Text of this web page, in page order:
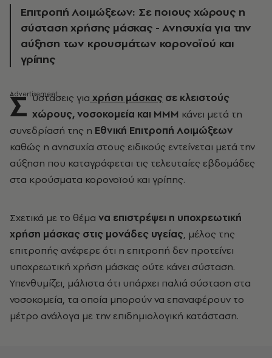
Επιτροπή Λοιμώξεων: Σε ποιους χώρους η
σύσταση χρήσης μάσκας - Ανησυχία για την
αύξηση των κρουσμάτων κορονοϊού και
γρίπης
Σ υστάσεις για χρήση μάσκας σε κλειστούς
χώρους, νοσοκομεία και ΜΜΜ κάνει μετά τη
συνεδρίασή της η Εθνική Επιτροπή Λοιμώξεων
καθώς η ανησυχία στους ειδικούς εντείνεται μετά την
αύξηση που καταγράφεται τις τελευταίες εβδομάδες
στα κρούσματα κορονοϊού και γρίπης.
Σχετικά με το θέμα να επιστρέψει η υποχρεωτική
χρήση μάσκας στις μονάδες υγείας, μέλος της
επιτροπής ανέφερε ότι η επιτροπή δεν προτείνει
υποχρεωτική χρήση μάσκας ούτε κάνει σύσταση.
Υπενθυμίζει, μάλιστα ότι υπάρχει παλιά σύσταση στα
νοσοκομεία, τα οποία μπορούν να επαναφέρουν το
μέτρο ανάλογα με την επιδημιολογική κατάσταση.